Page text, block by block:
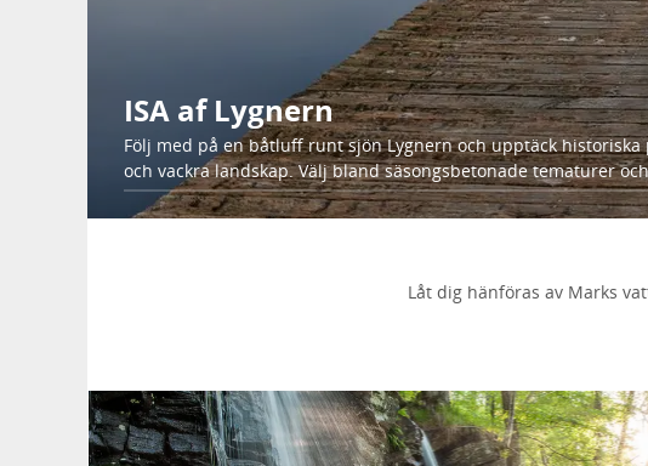
ISA af Lygnern
Följ med på en båtluff runt sjön Lygnern och upptäck
och vackra landskap. Välj bland säsongsbetonade tematurer
Låt dig hänföras av Marks